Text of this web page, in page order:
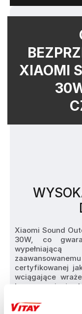
XIAOMI
Xiaomi Sound
30W, co
certyfikowanej
wciągające
bas sprawi, że